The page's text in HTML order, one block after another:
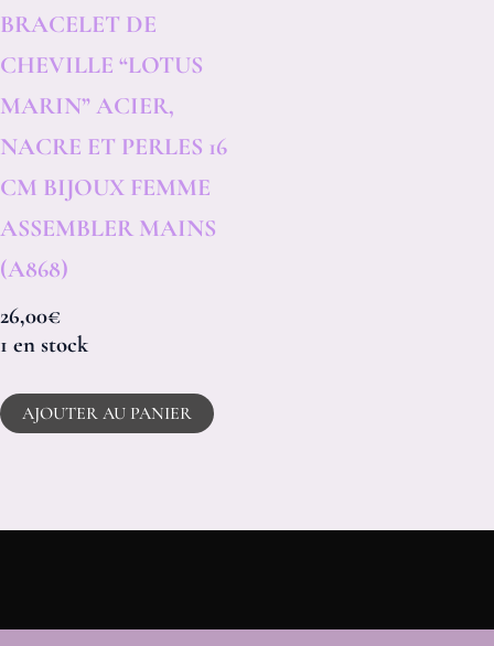
BRACELET DE
CHEVILLE “LOTUS
MARIN” ACIER,
NACRE ET PERLES 16
CM BIJOUX FEMME
ASSEMBLER MAINS
(A868)
26,00€
1 en stock
AJOUTER AU PANIER